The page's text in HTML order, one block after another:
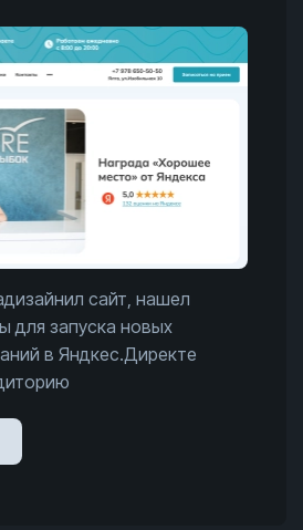
сайт, нашел
для запуска новых
в Яндкес.Директе